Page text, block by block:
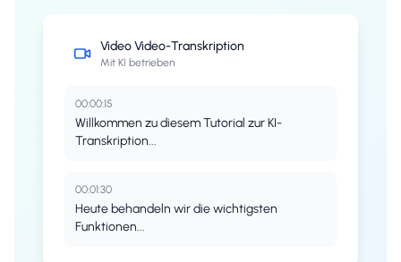
VideoVideo-Transkription
Mit KI betrieben
00:00:15
Willkommen zu diesem Tutorial zur KI-
Transkription...
00:01:30
Heute behandeln wir die wichtigsten
Funktionen...